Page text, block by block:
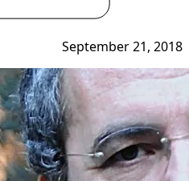
September 21, 2018